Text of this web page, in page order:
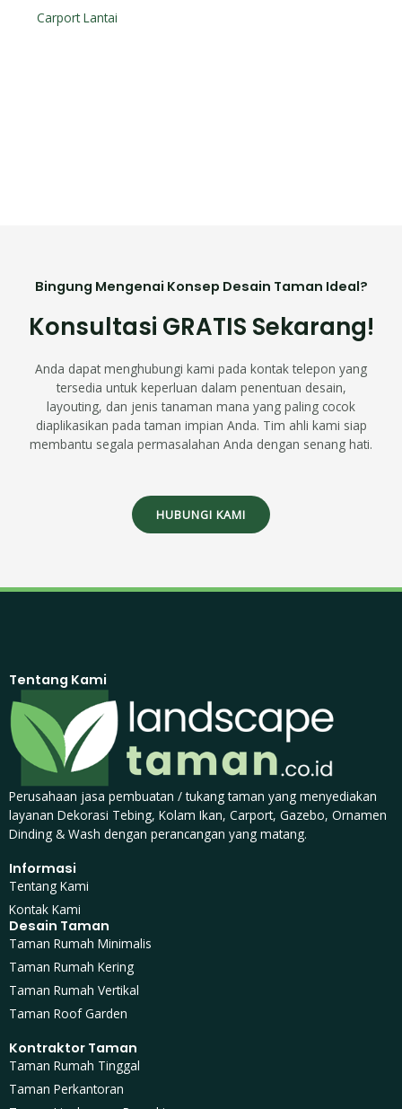
Carport Lantai
Bingung Mengenai Konsep Desain Taman Ideal?
Konsultasi GRATIS Sekarang!
Anda dapat menghubungi kami pada kontak telepon yang
tersedia untuk keperluan dalam penentuan desain,
layouting, dan jenis tanaman mana yang paling cocok
diaplikasikan pada taman impian Anda. Tim ahli kami siap
membantu segala permasalahan Anda dengan senang hati.
HUBUNGI KAMI
Tentang Kami
Perusahaan jasa pembuatan / tukang taman yang menyediakan
layanan Dekorasi Tebing, Kolam Ikan, Carport, Gazebo, Ornamen
Dinding & Wash dengan perancangan yang matang.
Informasi
Tentang Kami
Kontak Kami
Desain Taman
Taman Rumah Minimalis
Taman Rumah Kering
Taman Rumah Vertikal
Taman Roof Garden
Kontraktor Taman
Taman Rumah Tinggal
Taman Perkantoran